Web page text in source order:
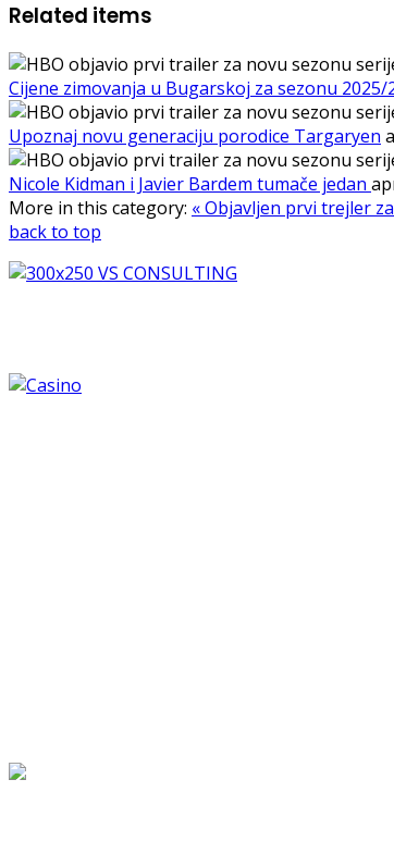
Related items
Cijene zimovanja u Bugarskoj za sezonu 2025/
Upoznaj novu generaciju porodice Targaryen
Nicole Kidman i Javier Bardem tumače jedan
More in this category: « Objavljen prvi trejler
back to top